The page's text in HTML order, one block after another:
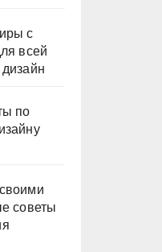
с
всей
по
советы